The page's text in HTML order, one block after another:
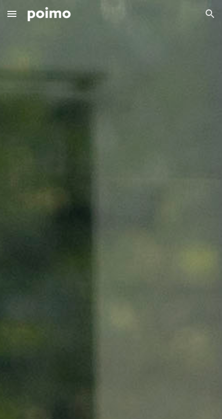
Skip to main content Skip to navigation